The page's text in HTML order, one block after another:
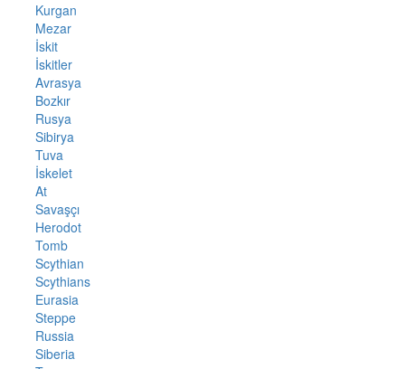
Kurgan
Mezar
İskit
İskitler
Avrasya
Bozkır
Rusya
Sibirya
Tuva
İskelet
At
Savaşçı
Herodot
Tomb
Scythian
Scythians
Eurasia
Steppe
Russia
Siberia